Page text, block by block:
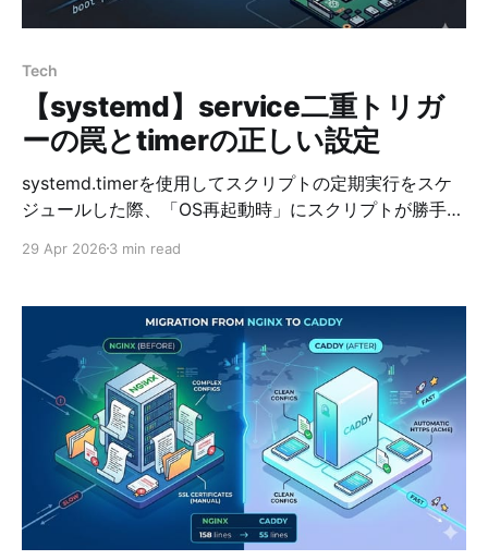
Tech
【systemd】service二重トリガ
ーの罠とtimerの正しい設定
systemd.timerを使用してスクリプトの定期実行をスケ
ジュールした際、「OS再起動時」にスクリプトが勝手に
ユニット側の自動起動設定」にあった。
29 Apr 2026 3 min read